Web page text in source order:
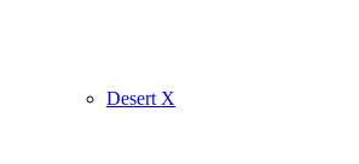
Desert X